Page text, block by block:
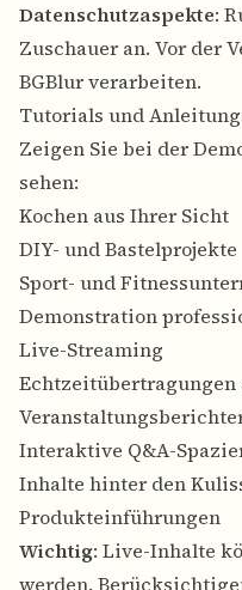
Datenschutzaspekte:
Zuschauer an. Vor der
BGBlur verarbeiten.
Tutorials und
Zeigen Sie bei der
sehen:
Kochen aus Ihrer Sicht
DIY- und Bastelprojekte
Sport- und
Demonstration
Live-Streaming
Echtzeitübertragungen
Interaktive Q&A-
Inhalte hinter den
Produkteinführungen
Wichtig: Live-Inhalte
werden.